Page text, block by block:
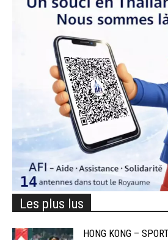
Les plus lus
HONG KONG –